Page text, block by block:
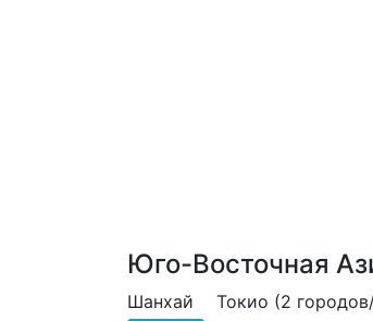
Юго-Восточная
Шанхай Токио (2